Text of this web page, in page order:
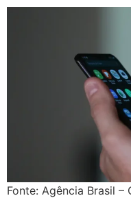
Fonte: Agência Brasil